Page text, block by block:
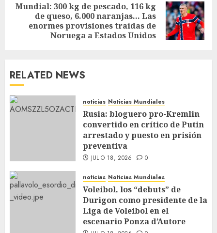
Mundial: 300 kg de pescado, 116 kg
de queso, 6.000 naranjas… Las
enormes provisiones traídas de
Noruega a Estados Unidos
RELATED NEWS
noticias Noticias Mundiales
Rusia: bloguero pro-Kremlin
convertido en crítico de Putin
arrestado y puesto en prisión
preventiva
JULIO 18, 2026 0
noticias Noticias Mundiales
Voleibol, los “debuts” de
Durigon como presidente de la
Liga de Voleibol en el
escenario Ponza d’Autore